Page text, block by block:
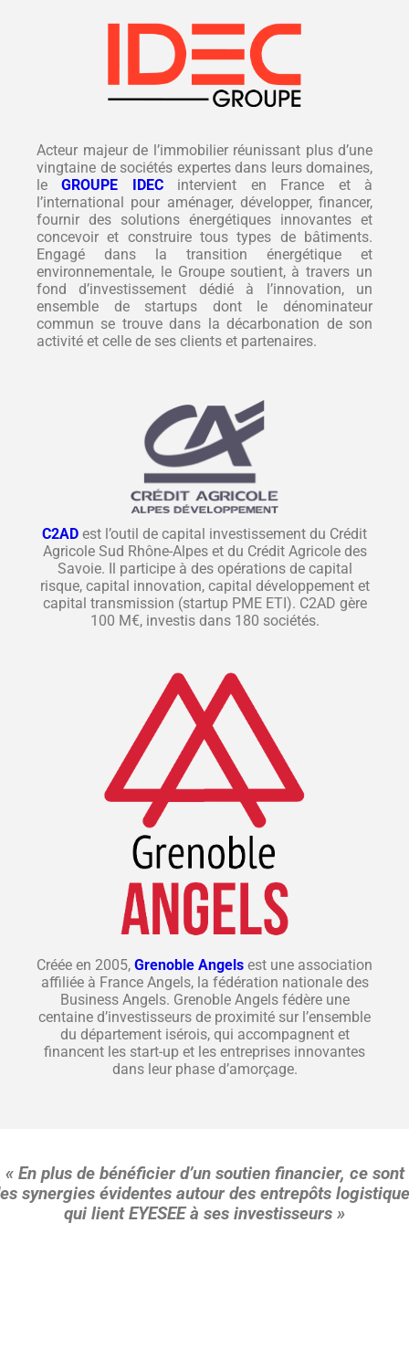
Acteur majeur de l’immobilier réunissant plus d’une
vingtaine de sociétés expertes dans leurs domaines,
leGROUPE IDEC
intervient en France et à
l’international pour aménager, développer, financer,
fournir des solutions énergétiques innovantes et
concevoir et construire tous types de bâtiments.
Engagé dans la transition énergétique et
environnementale, le Groupe soutient, à travers un
fond d’investissement dédié à l’innovation, un
ensemble de startups dont le dénominateur
commun se trouve dans la décarbonation de son
activité et celle de ses clients et partenaires.
C2AD est l’outil de capital investissement du Crédit
Agricole Sud Rhône-Alpes et du Crédit Agricole des
Savoie. Il participe à des opérations de capital
risque, capital innovation, capital développement et
capital transmission (startup PME ETI). C2AD gère
100 M€, investis dans 180 sociétés.
Créée en 2005, Grenoble Angels est une association
affiliée à France Angels, la fédération nationale des
Business Angels. Grenoble Angels fédère une
centaine d’investisseurs de proximité sur l’ensemble
du département isérois, qui accompagnent et
financent les start-up et les entreprises innovantes
dans leur phase d’amorçage.
« En plus de bénéficier d’un soutien financier, ce sont
synergies évidentes autour des entrepôts
qui lient EYESEE à ses investisseurs »